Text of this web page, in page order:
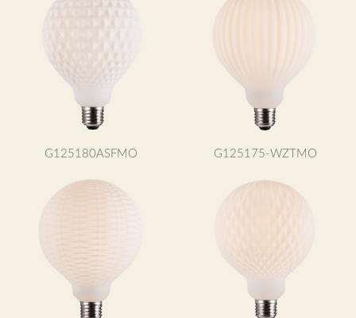
G125180ASFMO G125175-WZTMO